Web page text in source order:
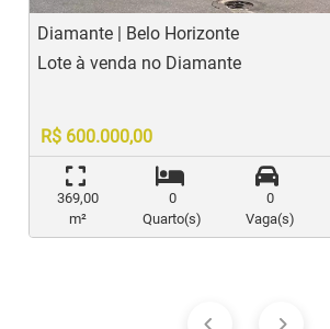
Diamante | Belo Horizonte
Lote à venda no Diamante
R$ 600.000,00
369,00
m²
0
Quarto(s)
0
Vaga(s)